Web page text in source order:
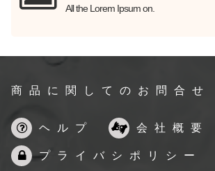
All the Lorem Ipsum on.
商品に関してのお問合せ
ヘルプ 会社概要
プライバシポリシー